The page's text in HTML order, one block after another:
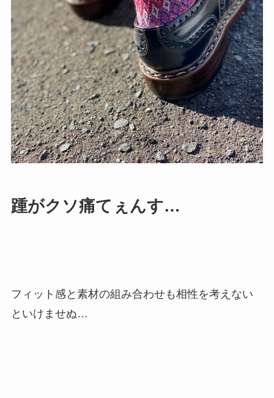
踵がクソ痛てぇんす…
フィット感と素材の組み合わせも相性を考えない
といけませぬ…